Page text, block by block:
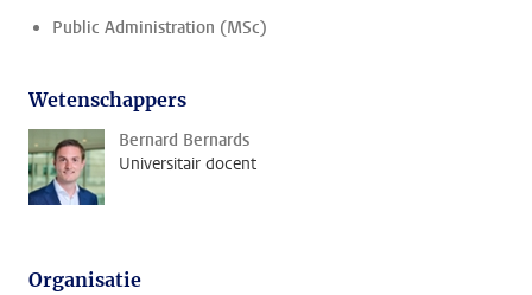
Public Administration (MSc)
Wetenschappers
Bernard Bernards
Universitair docent
Organisatie